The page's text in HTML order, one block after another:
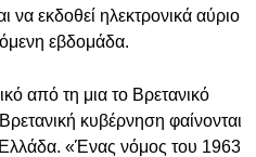
να εκδοθεί ηλεκτρονικά αύριο
εβδομάδα.
από τη μια το Βρετανικό
κυβέρνηση φαίνονται
Ελλάδα. «Ένας νόμος του 1963